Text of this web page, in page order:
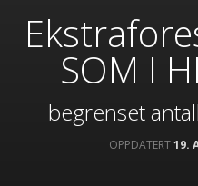
SOM I
begrenset
OPPDATERT19.